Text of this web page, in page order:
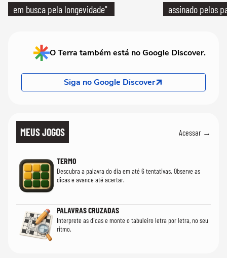
em busca pela longevidade"
assinado pelos
O Terra também está no Google Discover.
Siga no Google Discover
MEUS JOGOS Acessar →
TERMO
Descubra a palavra do dia em até 6 tentativas. Observe as
dicas e avance até acertar.
PALAVRAS CRUZADAS
Interprete as dicas e monte o tabuleiro letra por letra, no seu
ritmo.